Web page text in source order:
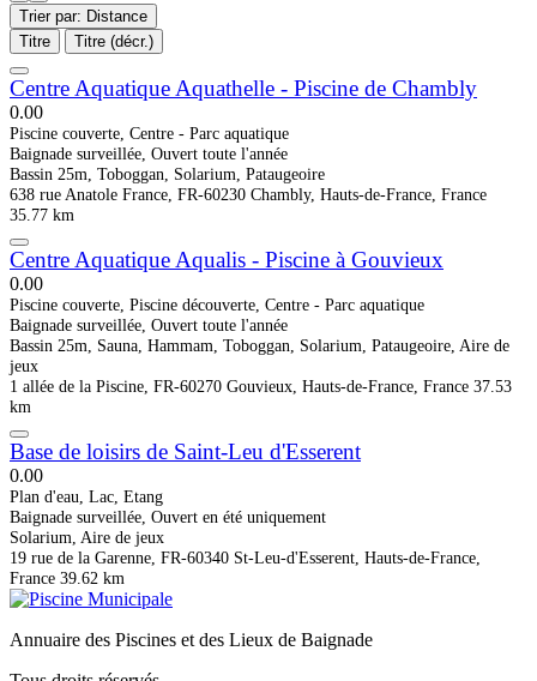
Trier par: Distance
Titre
Titre (décr.)
Centre Aquatique Aquathelle - Piscine de Chambly
0.00
Piscine couverte, Centre - Parc aquatique
Baignade surveillée, Ouvert toute l'année
Bassin 25m, Toboggan, Solarium, Pataugeoire
638 rue Anatole France, FR-60230 Chambly, Hauts-de-France, France
35.77 km
Centre Aquatique Aqualis - Piscine à Gouvieux
0.00
Piscine couverte, Piscine découverte, Centre - Parc aquatique
Baignade surveillée, Ouvert toute l'année
Bassin 25m, Sauna, Hammam, Toboggan, Solarium, Pataugeoire, Aire de
jeux
1 allée de la Piscine, FR-60270 Gouvieux, Hauts-de-France, France 37.53
km
Base de loisirs de Saint-Leu d'Esserent
0.00
Plan d'eau, Lac, Etang
Baignade surveillée, Ouvert en été uniquement
Solarium, Aire de jeux
19 rue de la Garenne, FR-60340 St-Leu-d'Esserent, Hauts-de-France,
France 39.62 km
Annuaire des Piscines et des Lieux de Baignade